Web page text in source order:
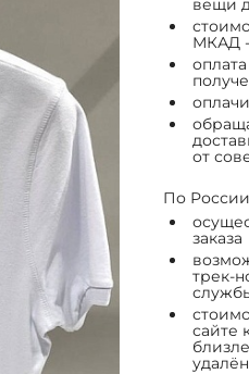
вещи
МКАД -
от
По
заказа
трек-
сайте